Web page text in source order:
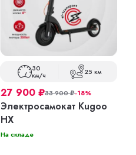
30
км/ч 25 км
27 900 ₽33 900₽-18%
Электросамокат Kugoo
HX
На складе